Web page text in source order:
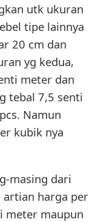
utk ukuran
tipe lainnya
20 cm dan
yg kedua,
meter dan
tebal 7,5 senti
Namun
kubik nya
masing dari
harga per
meter maupun